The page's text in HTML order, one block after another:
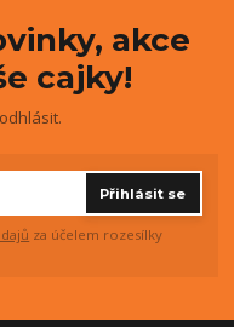
akce
cajky!
Přihlásit se
za účelem rozesílky